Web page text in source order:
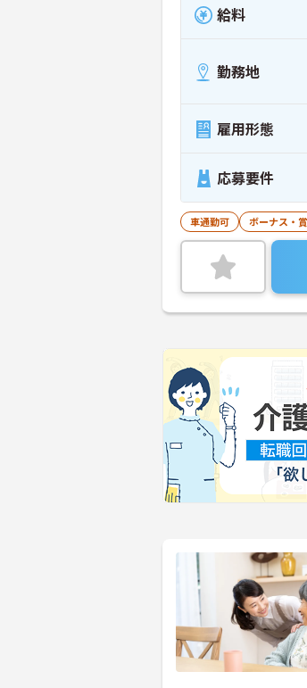
給料
勤務地
雇用形態
応募要件
車通勤可 ボーナス・